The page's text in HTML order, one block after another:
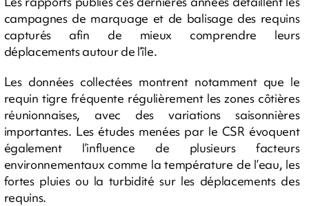
campagnes de marquage et de balisage des requins
capturés afin de mieux comprendre leurs
déplacements autour de l’île.
Les données collectées montrent notamment que le
requin tigre fréquente régulièrement les zones côtières
réunionnaises, avec des variations saisonnières
importantes. Les études menées par le CSR évoquent
également l’influence de plusieurs facteurs
environnementaux comme la température de l’eau, les
fortes pluies ou la turbidité sur les déplacements des
requins.